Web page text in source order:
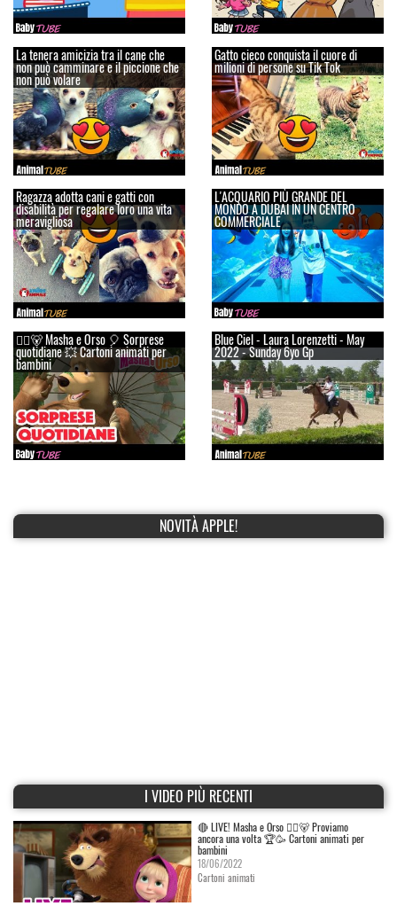
La tenera amicizia tra il cane che
non può camminare e il piccione che
non può volare
Gatto cieco conquista il cuore di
milioni di persone su Tik Tok
Ragazza adotta cani e gatti con
disabilità per regalare loro una vita
meravigliosa
L'ACQUARIO PIÙ GRANDE DEL
MONDO A DUBAI IN UN CENTRO
COMMERCIALE
👱‍♀️🐻 Masha e Orso 🎈 Sorprese
quotidiane 💥 Cartoni animati per
bambini
Blue Ciel - Laura Lorenzetti - May
2022 - Sunday 6yo Gp
NOVITÀ APPLE!
I VIDEO PIÙ RECENTI
🔴 LIVE! Masha e Orso 👱‍♀️🐻 Proviamo
ancora una volta 🏆🥳 Cartoni animati per
bambini
18/06/2022
Cartoni animati